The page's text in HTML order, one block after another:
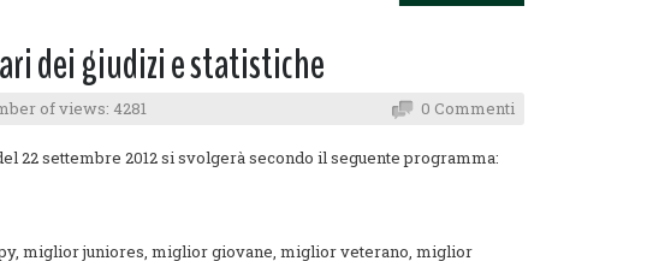
dei giudizi e statistiche
of views: 4281 0 Commenti
22 settembre 2012 si svolgerà secondo il seguente programma:
miglior juniores, miglior giovane, miglior veterano, miglior